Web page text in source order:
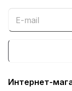
Интернет-